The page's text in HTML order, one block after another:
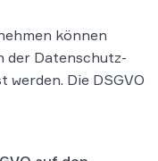
können
der Datenschutz-
werden. Die DSGVO